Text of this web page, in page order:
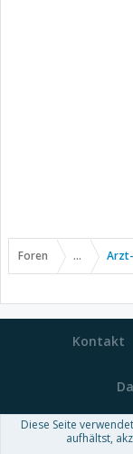
Foren ...
Kontakt
Forum
Diese Seite
aufhältst,